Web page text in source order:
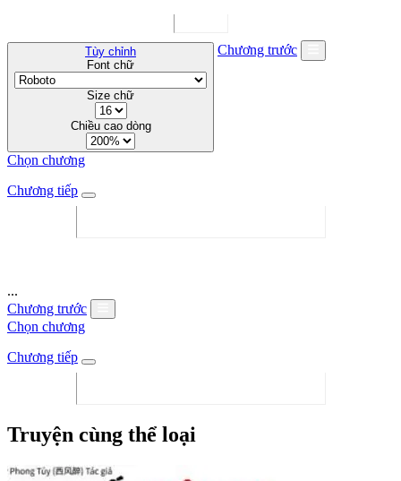
Tùy chỉnh
Font chữ
Size chữ
Chiều cao dòng
Chương trước
Chọn chương
Chương tiếp
...
Chương trước
Chọn chương
Chương tiếp
Truyện cùng thể loại